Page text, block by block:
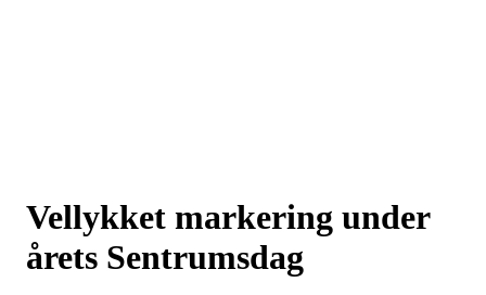
Vellykket markering under
årets Sentrumsdag